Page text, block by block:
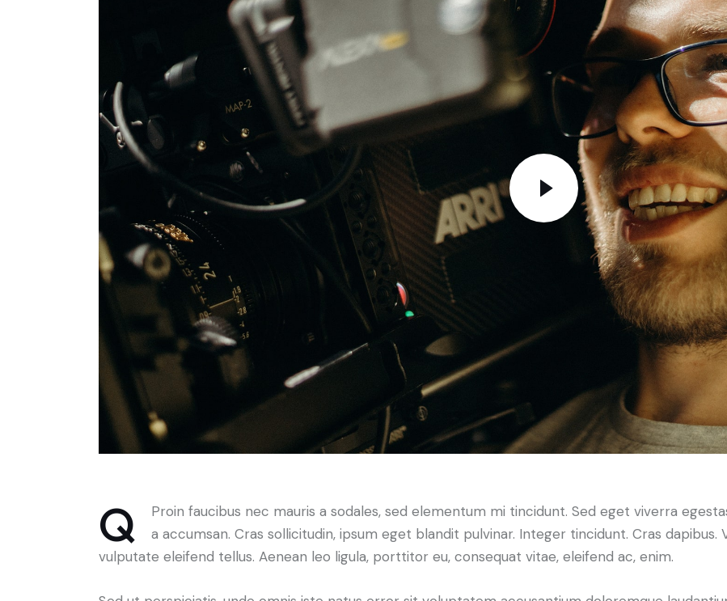
Q
Proin faucibus nec mauris a sodales, sed elementum mi tincidunt. Sed eget viverra
a accumsan. Cras sollicitudin, ipsum eget blandit pulvinar. Integer tincidunt. Cras
vulputate eleifend tellus. Aenean leo ligula, porttitor eu, consequat vitae, eleifend ac, enim.